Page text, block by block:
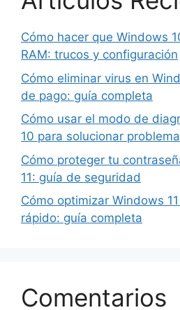
Cómo hacer que Windows
RAM: trucos y configuración
Cómo eliminar virus en
de pago: guía completa
Cómo usar el modo de
10 para solucionar
Cómo proteger tu
11: guía de seguridad
Cómo optimizar Windows
rápido: guía completa
Comentarios